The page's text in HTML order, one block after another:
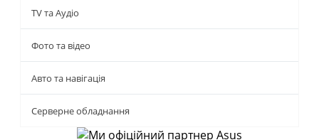
TV та Аудіо
Фото та відео
Авто та навігація
Серверне обладнання